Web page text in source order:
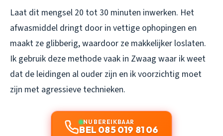
Laat dit mengsel 20 tot 30 minuten inwerken. Het
afwasmiddel dringt door in vettige ophopingen en
maakt ze glibberig, waardoor ze makkelijker loslaten.
Ik gebruik deze methode vaak in Zwaag waar ik weet
dat de leidingen al ouder zijn en ik voorzichtig moet
zijn met agressieve technieken.
NU BEREIKBAAR
BEL 085 019 81 06